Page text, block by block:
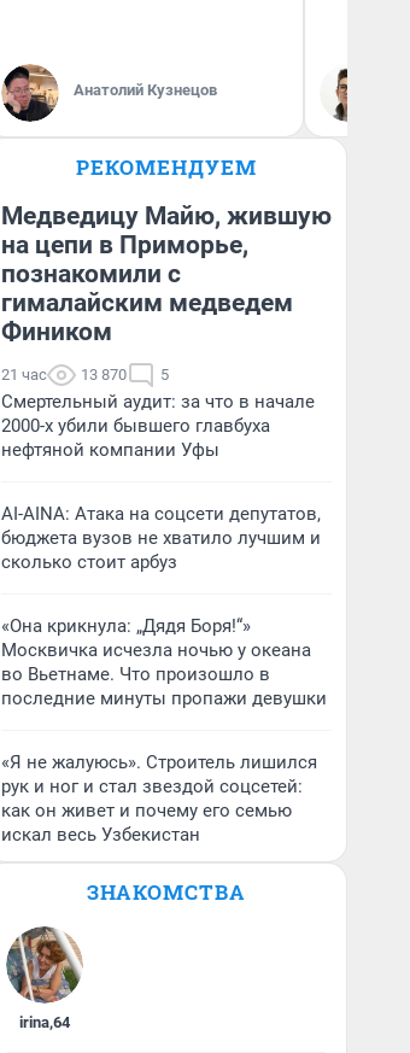
Анатолий Кузнецов
РЕКОМЕНДУЕМ
Медведицу Майю, жившую
на цепи в Приморье,
познакомили с
гималайским медведем
Фиником
21 час 13 870 5
Смертельный аудит: за что в начале
2000-х убили бывшего главбуха
нефтяной компании Уфы
AI-AINA: Атака на соцсети депутатов,
бюджета вузов не хватило лучшим и
сколько стоит арбуз
«Она крикнула: „Дядя Боря!“»
Москвичка исчезла ночью у океана
во Вьетнаме. Что произошло в
последние минуты пропажи девушки
«Я не жалуюсь». Строитель лишился
рук и ног и стал звездой соцсетей:
как он живет и почему его семью
искал весь Узбекистан
ЗНАКОМСТВА
irina,64